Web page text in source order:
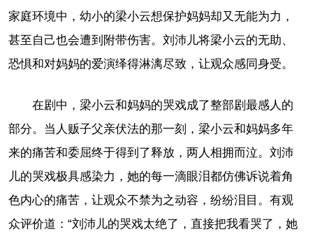
家庭环境中，幼小的梁小云想保护妈妈却又无能为力，
甚至自己也会遭到附带伤害。刘沛儿将梁小云的无助、
恐惧和对妈妈的爱演绎得淋漓尽致，让观众感同身受。
在剧中，梁小云和妈妈的哭戏成了整部剧最感人的
部分。当人贩子父亲伏法的那一刻，梁小云和妈妈多年
来的痛苦和委屈终于得到了释放，两人相拥而泣。刘沛
儿的哭戏极具感染力，她的每一滴眼泪都仿佛诉说着角
色内心的痛苦，让观众不禁为之动容，纷纷泪目。有观
众评价道：“刘沛儿的哭戏太绝了，直接把我看哭了，她